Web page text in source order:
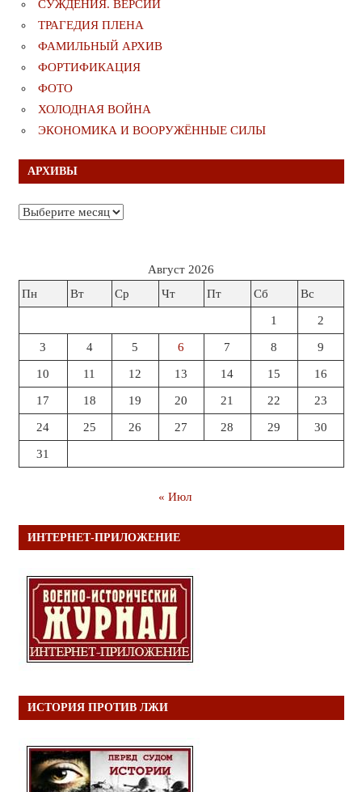
СУЖДЕНИЯ. ВЕРСИИ
ТРАГЕДИЯ ПЛЕНА
ФАМИЛЬНЫЙ АРХИВ
ФОРТИФИКАЦИЯ
ФОТО
ХОЛОДНАЯ ВОЙНА
ЭКОНОМИКА И ВООРУЖЁННЫЕ СИЛЫ
АРХИВЫ
Архивы
Август 2026
Пн
Вт Ср Чт Пт Сб Вс
1 2
3 4 5 6 7 8 9
10 11 12 13 14 15 16
17 18 19 20 21 22 23
24 25 26 27 28 29 30
31
« Июл
ИНТЕРНЕТ-ПРИЛОЖЕНИЕ
ИСТОРИЯ ПРОТИВ ЛЖИ